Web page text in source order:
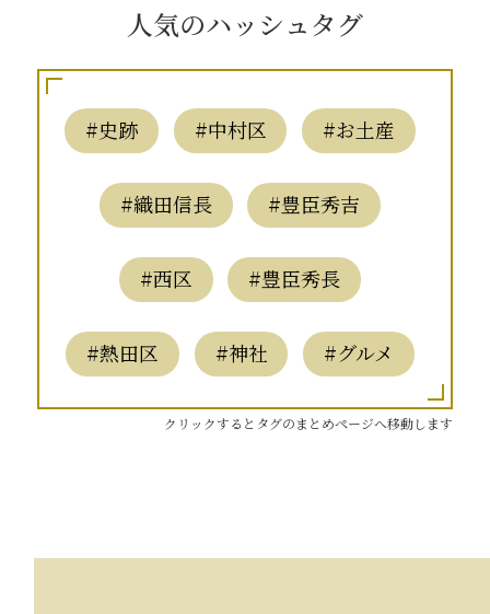
人気のハッシュタグ
#史跡 #中村区 #お土産
#織田信長 #豊臣秀吉
#西区 #豊臣秀長
#熱田区 #神社 #グルメ
クリックするとタグのまとめページへ移動します